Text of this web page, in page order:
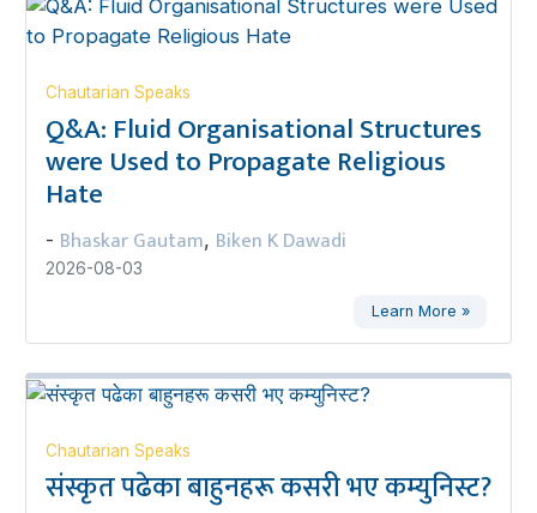
Chautarian Speaks
Q&A: Fluid Organisational Structures
were Used to Propagate Religious
Hate
- Bhaskar Gautam, Biken K Dawadi
2026-08-03
Learn More »
Chautarian Speaks
संस्कृत पढेका बाहुनहरू कसरी भए कम्युनिस्ट?